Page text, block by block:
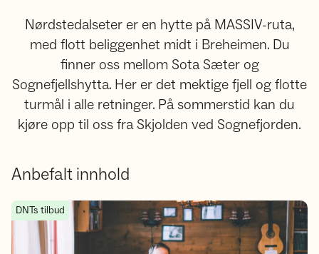
Nørdstedalseter er en hytte på MASSIV-ruta,
med flott beliggenhet midt i Breheimen. Du
finner oss mellom Sota Sæter og
Sognefjellshytta. Her er det mektige fjell og flotte
turmål i alle retninger. På sommerstid kan du
kjøre opp til oss fra Skjolden ved Sognefjorden.
Anbefalt innhold
Overnatting på Nørdstedalseter
DNTs tilbud